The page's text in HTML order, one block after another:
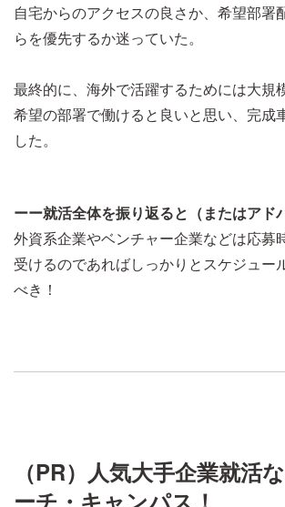
自宅からのアクセスの良さか、希望部署
らを優先するか迷っていた。
最終的に、海外で活躍するためには大規
希望の部署で働けると良いと思い、完成
した。
ーー就活全体を振り返ると（またはアド
外資系企業やベンチャー企業などは応募
受けるのであればしっかりとスケジュー
べき！
（PR）人気大手企業就活